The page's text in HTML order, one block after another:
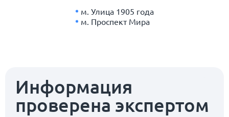
м. Улица 1905 года
м. Проспект Мира
Информация
проверена экспертом